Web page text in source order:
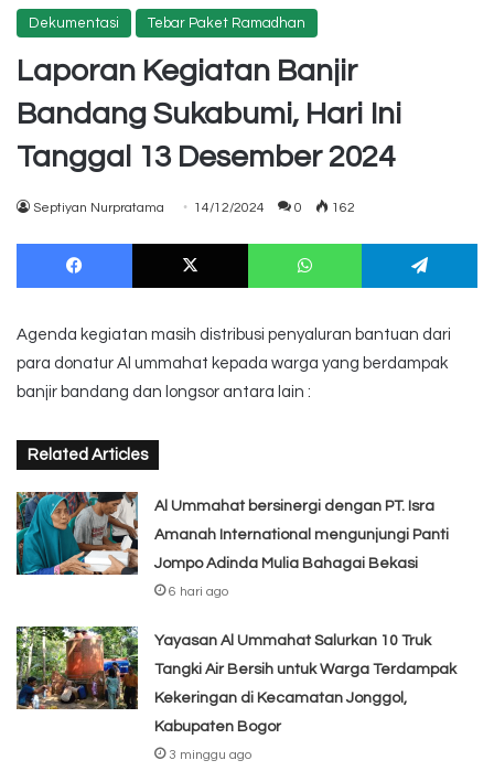
Dekumentasi Tebar Paket Ramadhan
Laporan Kegiatan Banjir
Bandang Sukabumi, Hari Ini
Tanggal 13 Desember 2024
Septiyan Nurpratama 14/12/2024 0 162
Facebook X WhatsApp
Agenda kegiatan masih distribusi penyaluran bantuan dari
para donatur Al ummahat kepada warga yang berdampak
banjir bandang dan longsor antara lain :
Related Articles
Al Ummahat bersinergi dengan PT. Isra
Amanah International mengunjungi Panti
Jompo Adinda Mulia Bahagai Bekasi
6 hari ago
Yayasan Al Ummahat Salurkan 10 Truk
Tangki Air Bersih untuk Warga Terdampak
Kekeringan di Kecamatan Jonggol,
Kabupaten Bogor
3 minggu ago